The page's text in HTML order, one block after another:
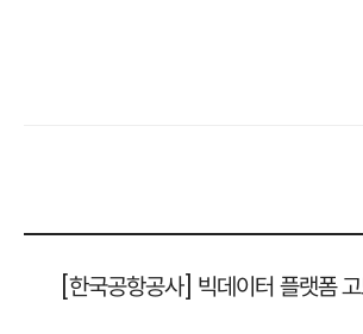
[한국공항공사] 빅데이터 플랫폼